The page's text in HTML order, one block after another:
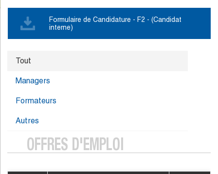
Formulaire de Candidature - F2 - (Candidat
interne)
Tout
Managers
Formateurs
Autres
OFFRES D'EMPLOI